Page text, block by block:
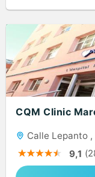
CQM Clinic
Calle Lepanto
9,1